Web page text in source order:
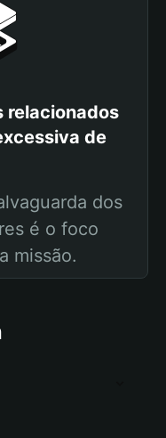
relacionados
de
dos
é o foco
missão.